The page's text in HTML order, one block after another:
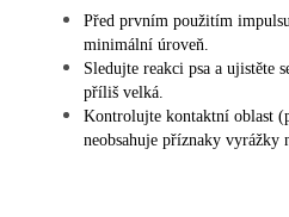
Před prvním použitím
minimální úroveň.
Sledujte reakci psa a ujistěte
příliš velká.
Kontrolujte kontaktní oblast
neobsahuje příznaky vyrážky